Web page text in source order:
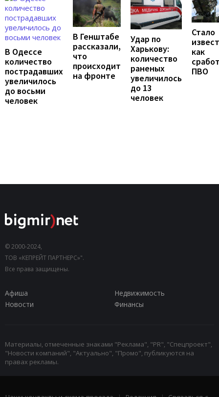
В Одессе
количество
пострадавших
увеличилось
до восьми
человек
В Генштабе
рассказали,
что
происходит
на фронте
Удар по
Харькову:
количество
раненых
увеличилось
до 13
человек
Стало
как
ПВО
© 2000-2024,
ТОВ «КЕПРЕЙТ ПАРТНЕРС»".
Все права защищены.
Афиша
Недвижимость
Новости
Финансы
Материалы, отмеченные знаками "Реклама", "PR", "Спецпроект",
"Новости компаний", "Актуально", "Промо", публикуются на
правах рекламы.